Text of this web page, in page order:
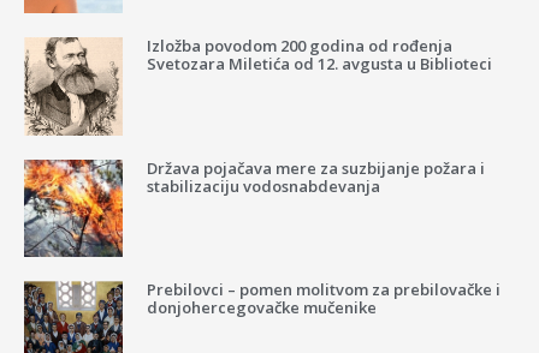
Izložba povodom 200 godina od rođenja
Svetozara Miletića od 12. avgusta u Biblioteci
Država pojačava mere za suzbijanje požara i
stabilizaciju vodosnabdevanja
Prebilovci – pomen molitvom za prebilovačke i
donjohercegovačke mučenike